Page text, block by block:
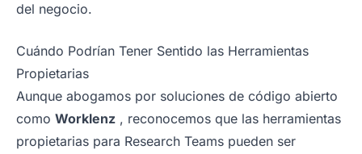
del negocio.
Cuándo Podrían Tener Sentido las Herramientas
Propietarias
Aunque abogamos por soluciones de código abierto
como Worklenz , reconocemos que las herramientas
propietarias para Research Teams pueden ser